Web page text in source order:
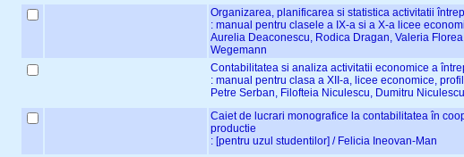
Organizarea, planificarea si statistica activitatii
: manual pentru clasele a IX-a si a X-a licee
Aurelia Deaconescu, Rodica Dragan, Valeria
Wegemann
Contabilitatea si analiza activitatii economice a
: manual pentru clasa a XII-a, licee economice,
Petre Serban, Filofteia Niculescu, Dumitru
Caiet de lucrari monografice la contabilitatea în
productie
: [pentru uzul studentilor] / Felicia Ineovan-Man